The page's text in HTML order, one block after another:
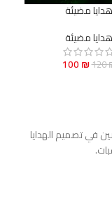
هدايا مضيئة
هدايا مضيئة
120
100₪
في تصميم الهدايا